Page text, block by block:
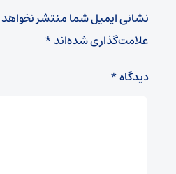
نشانی ایمیل شما منتشر
علامت‌گذاری شده‌اند*
دیدگاه*